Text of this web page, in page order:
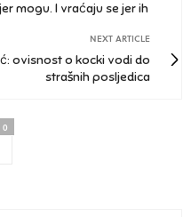
mogu. I vraćaju se jer ih
NEXT ARTICLE
ovisnost o kocki vodi do
strašnih posljedica
0